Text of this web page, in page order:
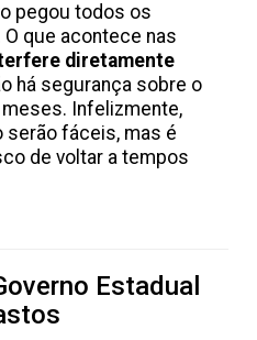
pegou todos os
que acontece nas
diretamente
há segurança sobre o
Infelizmente,
serão fáceis, mas é
de voltar a tempos
Estadual